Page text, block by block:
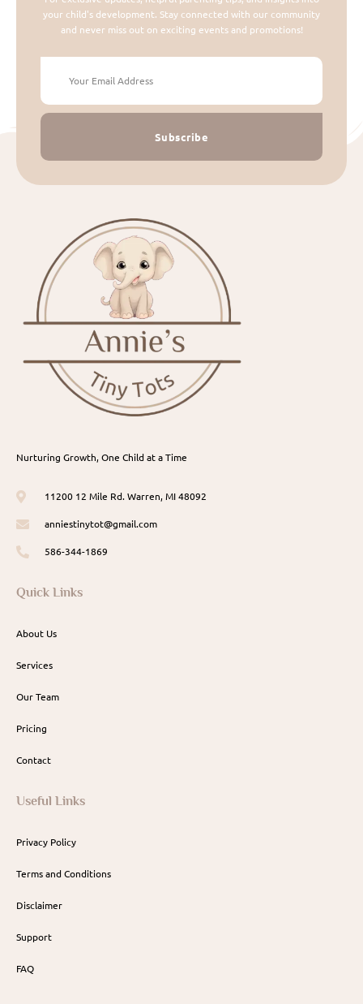
your child's development. Stay connected with our community
and never miss out on exciting events and promotions!
Subscribe
Nurturing Growth, One Child at a Time
11200 12 Mile Rd. Warren, MI 48092
anniestinytot@gmail.com
586-344-1869
Quick Links
About Us
Services
Our Team
Pricing
Contact
Useful Links
Privacy Policy
Terms and Conditions
Disclaimer
Support
FAQ